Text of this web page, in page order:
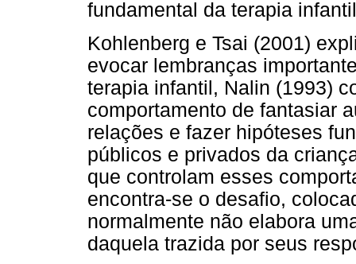
fundamental da terapia
Kohlenberg e Tsai (2001)
evocar lembranças
terapia infantil, Nalin (1993)
comportamento de fantasiar
relações e fazer hipóteses
públicos e privados da
que controlam esses
encontra-se o desafio,
normalmente não elabora
daquela trazida por seus